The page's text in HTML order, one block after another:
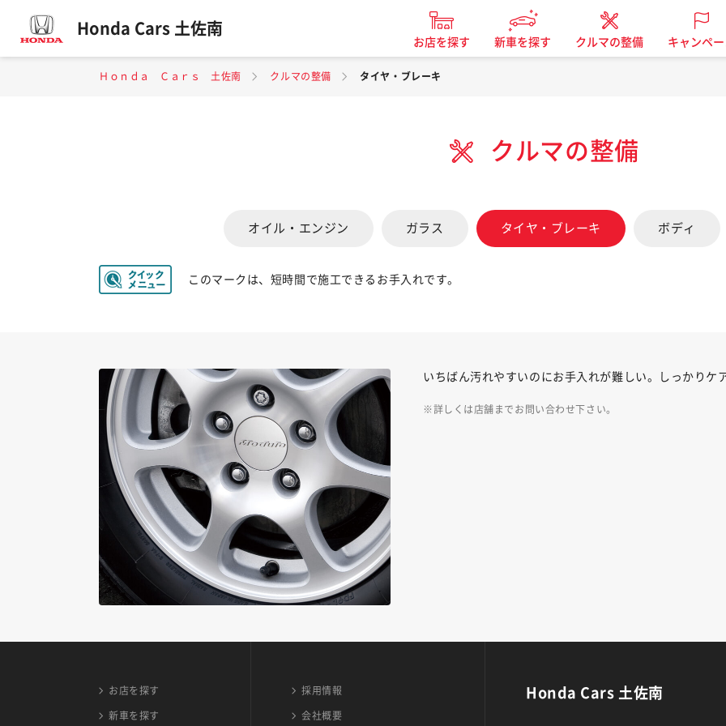
Honda Cars 土佐南
お店を探す 新車を探す クルマの整備 キャンペー
Ｈｏｎｄａ Ｃａｒｓ 土佐南 クルマの整備 タイヤ・ブレーキ
クルマの整備
オイル・エンジン ガラス タイヤ・ブレーキ ボディ
このマークは、短時間で施工できるお手入れです。
いちばん汚れやすいのにお手入れが難しい。しっかりケ
詳しくは店舗までお問い合わせ下さい。
お店を探す
新車を探す
採用情報
会社概要
Honda Cars 土佐南